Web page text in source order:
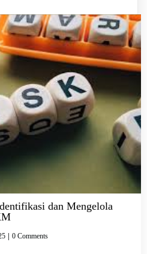
dan Mengelola
0 Comments